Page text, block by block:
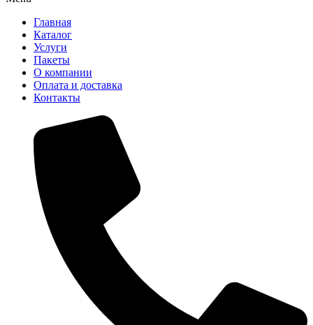
Главная
Каталог
Услуги
Пакеты
О компании
Оплата и доставка
Контакты